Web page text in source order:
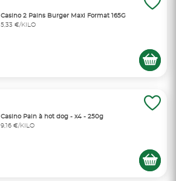
Casino 2 Pains Burger Maxi Format 165G
5,33 €/KILO
Casino Pain à hot dog - x4 - 250g
9,16 €/KILO